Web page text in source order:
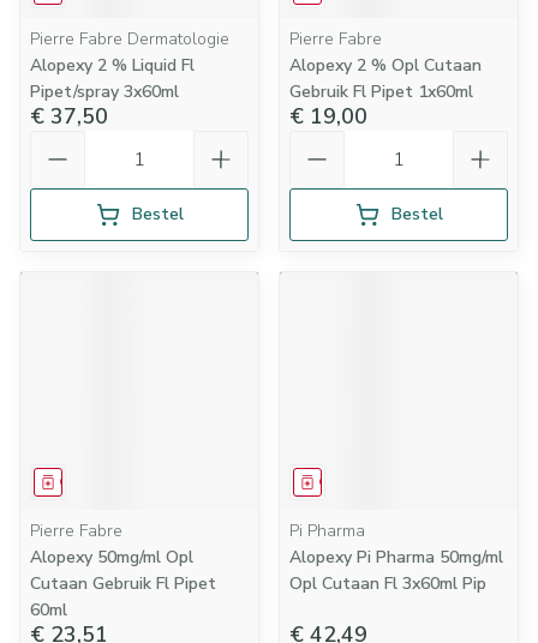
Pierre Fabre Dermatologie
Alopexy 2 % Liquid Fl
Pipet/spray 3x60ml
€ 37,50
Bestel
Pierre Fabre
Alopexy 2 % Opl Cutaan
Gebruik Fl Pipet 1x60ml
€ 19,00
Bestel
Geneesmiddel
Pierre Fabre
Alopexy 50mg/ml Opl
Cutaan Gebruik Fl Pipet
60ml
€ 23,51
Geneesmiddel
Pi Pharma
Alopexy Pi Pharma 50mg/ml
Opl Cutaan Fl 3x60ml Pip
€ 42,49